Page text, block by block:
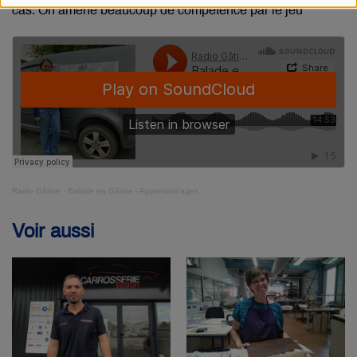
cas. On amène beaucoup de compétence par le jeu”
Radio Gâtine Balade en Gâtine - Apprentiss'ages
Voir aussi